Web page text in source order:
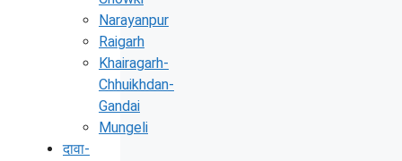
Narayanpur
Raigarh
Khairagarh-
Chhuikhdan-
Gandai
Mungeli
दावा-